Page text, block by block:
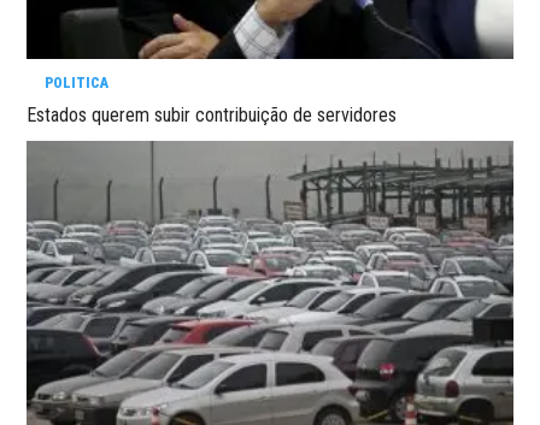
POLITICA
Estados querem subir contribuição de servidores